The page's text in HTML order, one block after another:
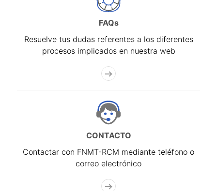
FAQs
Resuelve tus dudas referentes a los diferentes
procesos implicados en nuestra web
CONTACTO
Contactar con FNMT-RCM mediante teléfono o
correo electrónico